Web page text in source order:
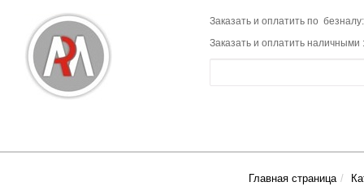
Заказать и оплатить по
Заказать и оплатить наличными
Главная страница